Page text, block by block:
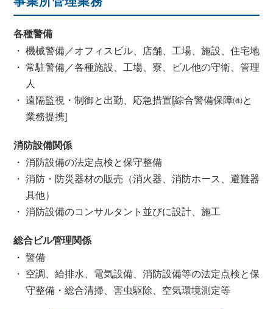
各種警備
機械警備／オフィスビル、店舗、工場、施設、住宅地
常駐警備／各種施設、工場、寮、ビル他の守衛、管理
人
遠隔監視・制御と出勤、応急措置[綜合警備保障㈱と
業務提携]
消防設備関係
消防設備の法定点検と保守整備
消防・防災器材の販売（消火器、消防ホース、避難器
具他）
消防設備のコンサルタント並びに設計、施工
総合ビル管理関係
警備
空調、給排水、電気設備、消防設備等の法定点検と保
守整備・総合清掃、 害虫駆除、空気環境測定等